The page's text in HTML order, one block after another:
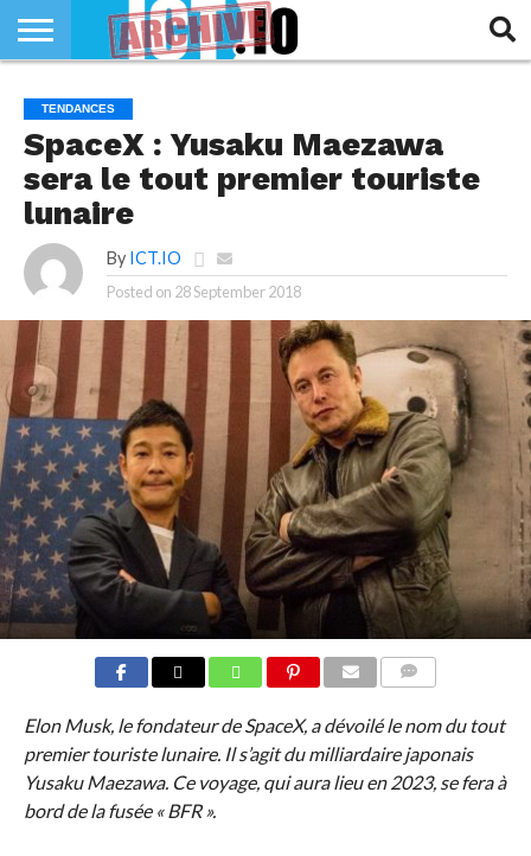
SECTEUR
TECH
LIFE
RUBRIQUES
TENDANCES
SpaceX : Yusaku Maezawa
sera le tout premier touriste
lunaire
By ICT.IO
Posted on 28 September 2018
Elon Musk, le fondateur de SpaceX, a dévoilé le nom du tout
premier touriste lunaire. Il s’agit du milliardaire japonais
Yusaku Maezawa. Ce voyage, qui aura lieu en 2023, se fera à
bord de la fusée « BFR ».